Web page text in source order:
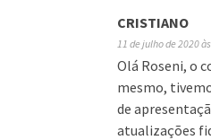
CRISTIANO
11 de julho de 2020
Olá Roseni, o
mesmo,
de
atualizações